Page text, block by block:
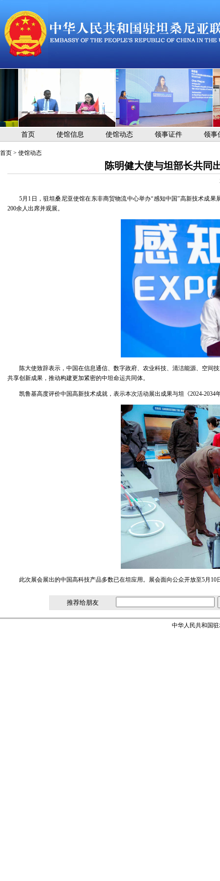
首页 使馆信息 使馆动态 领事证件 领事
首页 > 使馆动态
陈明健大使与坦部长共同
5月1日，驻坦桑尼亚使馆在东非商贸物流中心举办“感知中国”高新技术成
200余人出席并观展。
陈大使致辞表示，中国在信息通信、数字政府、农业科技、清洁能源、空间
共享创新成果，推动构建更加紧密的中坦命运共同体。
凯鲁基高度评价中国高新技术成就，表示本次活动展出成果与坦《2024-
此次展会展出的中国高科技产品多数已在坦应用。展会面向公众开放至5月10
推荐给朋友
中华人民共和国